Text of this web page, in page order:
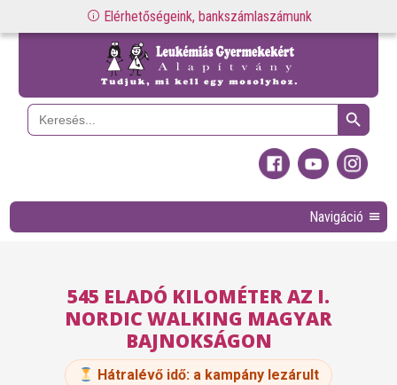
Elérhetőségeink, bankszámlaszámunk
Search
for:
Search Button
Navigáció
545 ELADÓ KILOMÉTER AZ I.
NORDIC WALKING MAGYAR
BAJNOKSÁGON
Hátralévő idő: a kampány lezárult